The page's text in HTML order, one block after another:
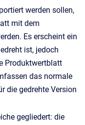
werden sollen,
mit dem
Es erscheint ein
ist, jedoch
Produktwertblatt
das normale
die gedrehte Version
gegliedert: die